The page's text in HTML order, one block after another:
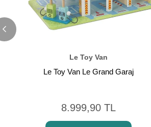
Le Toy Van
Le Toy Van Le Grand Garaj
8.999,90 TL